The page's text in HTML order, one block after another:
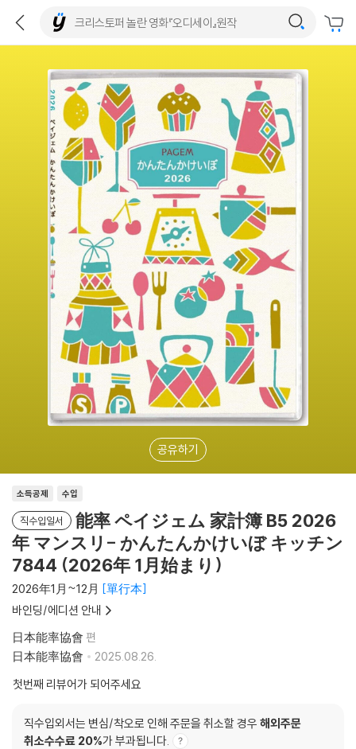
공유하기
소득공제 수입
직수입일서
能率 ペイジェム 家計簿 B5 2026
年 マンスリ- かんたんかけいぼ キッチン
7844 (2026年 1月始まり)
2026年1月~12月
單行本
바인딩/에디션 안내
日本能率協會 편
日本能率協會
2025.08.26.
첫번째 리뷰어가 되어주세요
직수입외서는 변심/착오로 인해 주문을 취소할 경우 해외주문
취소수수료 20%가 부과됩니다.